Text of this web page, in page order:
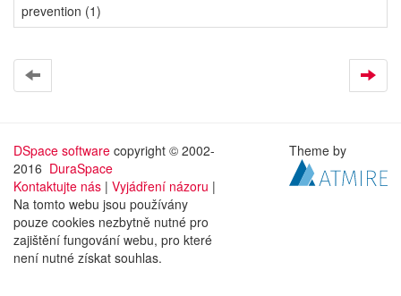
prevention (1)
DSpace software copyright © 2002-
2016 DuraSpace
Kontaktujte nás | Vyjádření názoru |
Na tomto webu jsou používány
pouze cookies nezbytně nutné pro
zajištění fungování webu, pro které
není nutné získat souhlas.
Theme by